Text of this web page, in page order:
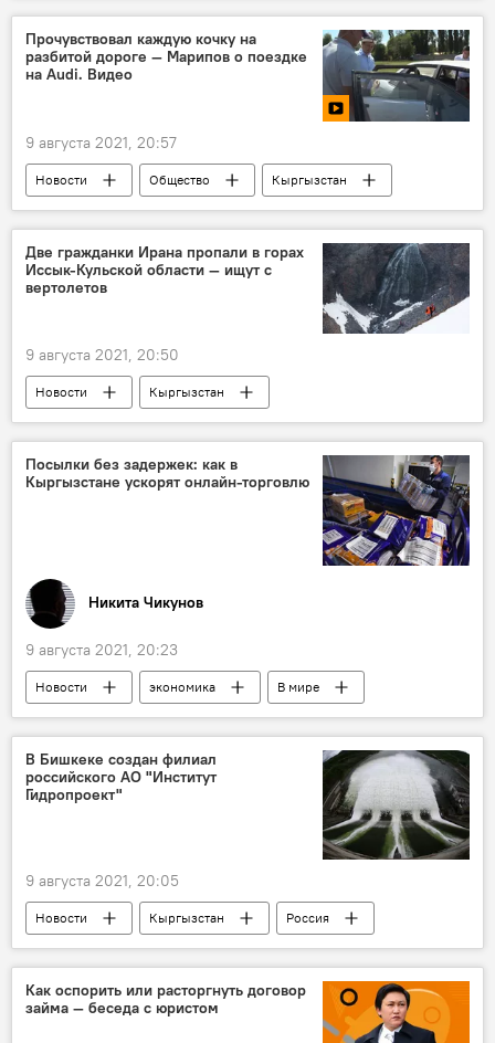
Прочувствовал каждую кочку на
разбитой дороге — Марипов о поездке
на Audi. Видео
9 августа 2021, 20:57
Новости Общество
Кыргызстан
видео
Мультимедиа
Улукбек Марипов
Иссык-Кульская область
Две гражданки Ирана пропали в горах
Иссык-Кульской области — ищут с
вертолетов
9 августа 2021, 20:50
Новости
Кыргызстан
Происшествия
Иран
альпинист
пропажа
Посылки без задержек: как в
Кыргызстане ускорят онлайн-торговлю
Никита Чикунов
9 августа 2021, 20:23
Новости экономика
В мире
Азия
Россия
ЕАЭС
интернет
торговля
развитие
Андрей Слепнев
Кыргызстан в ЕАЭС
В Бишкеке создан филиал
российского АО "Институт
Гидропроект"
9 августа 2021, 20:05
Новости Кыргызстан
Россия
В мире
экономика
Бишкек
АО "Институт Гидропроект"
Как оспорить или расторгнуть договор
займа — беседа с юристом